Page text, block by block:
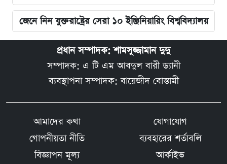
জেনে নিন যুক্তরাষ্ট্রের সেরা ১০ ইঞ্জিনিয়ারিং বিশ্ববিদ্যালয়
প্রধান সম্পাদক: শামসুজ্জামান দুদু
সম্পাদক: এ টি এম আবদুল বারী ড্যানী
ব্যবস্থাপনা সম্পাদক: বায়েজীদ বোস্তামী
আমাদের কথা
যোগাযোগ
গোপনীয়তা নীতি
ব্যবহারের শর্তাবলি
বিজ্ঞাপন মূল্য
আর্কাইভ